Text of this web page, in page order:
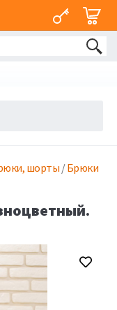
шорты /Брюки